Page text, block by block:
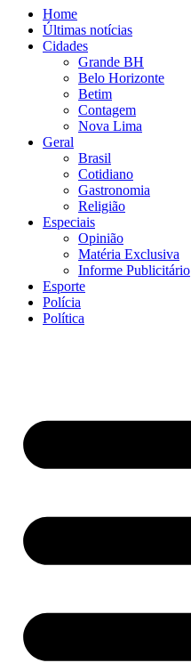
Home
Últimas notícias
Cidades
Grande BH
Belo Horizonte
Betim
Contagem
Nova Lima
Geral
Brasil
Cotidiano
Gastronomia
Religião
Especiais
Opinião
Matéria Exclusiva
Informe Publicitário
Esporte
Polícia
Política